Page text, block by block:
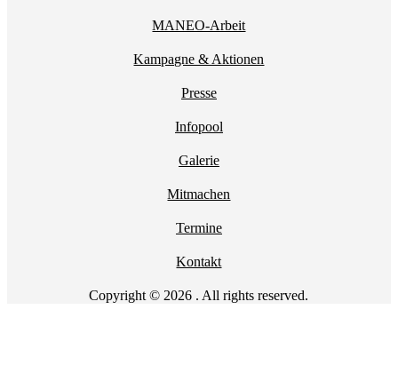
MANEO-Arbeit
Kampagne & Aktionen
Presse
Infopool
Galerie
Mitmachen
Termine
Kontakt
Copyright © 2026 . All rights reserved.